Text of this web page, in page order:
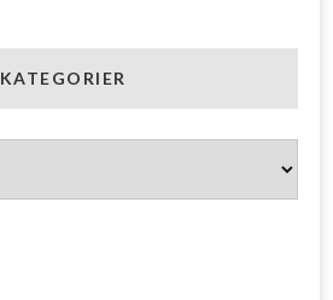
KATEGORIER